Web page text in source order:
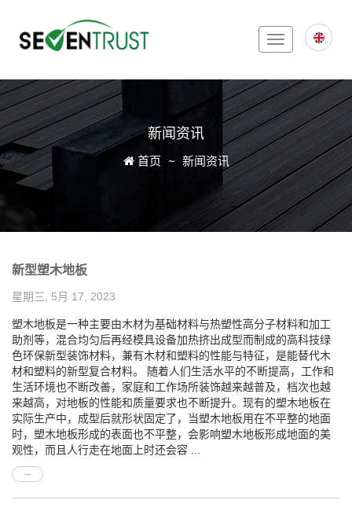
Toggle
navigation
新闻资讯
Icon
首页 新闻资讯
新型塑木地板
星期三, 5月 17, 2023
塑木地板是一种主要由木材为基础材料与热塑性高分子材料和加工
助剂等，混合均匀后再经模具设备加热挤出成型而制成的高科技绿
色环保新型装饰材料，兼有木材和塑料的性能与特征，是能替代木
材和塑料的新型复合材料。 随着人们生活水平的不断提高，工作和
生活环境也不断改善，家庭和工作场所装饰越来越普及，档次也越
来越高，对地板的性能和质量要求也不断提升。现有的塑木地板在
实际生产中，成型后就形状固定了，当塑木地板用在不平整的地面
时，塑木地板形成的表面也不平整，会影响塑木地板形成地面的美
观性，而且人行走在地面上时还会容 ...